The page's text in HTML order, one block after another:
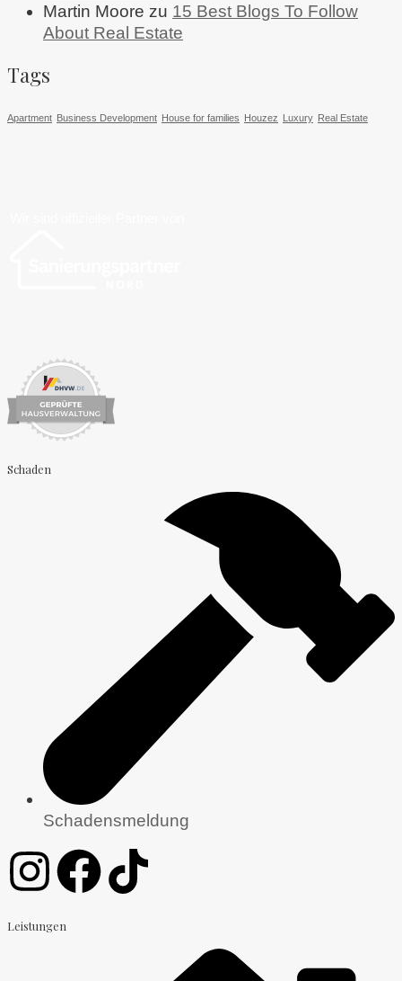
Martin Moore zu 15 Best Blogs To Follow
About Real Estate
Tags
Apartment Business Development House for families Houzez Luxury Real Estate
Schaden
Schadensmeldung
Leistungen